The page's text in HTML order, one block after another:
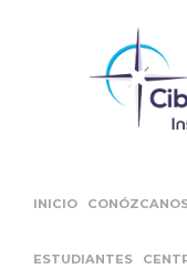
INICIO
ESTUDIANTES